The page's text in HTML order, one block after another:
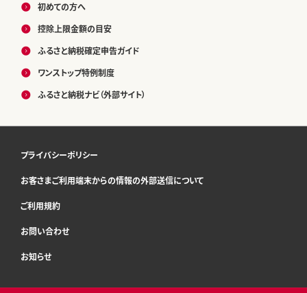
初めての方へ
控除上限金額の目安
ふるさと納税確定申告ガイド
ワンストップ特例制度
ふるさと納税ナビ（外部サイト）
プライバシーポリシー
お客さまご利用端末からの情報の外部送信について
ご利用規約
お問い合わせ
お知らせ